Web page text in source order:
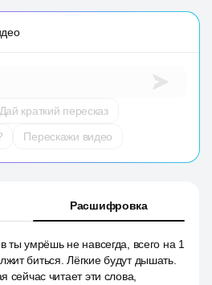
Дай краткий пересказ
Перескажи видео
Расшифровка
ты умрёшь не навсегда, всего на 1
биться. Лёгкие будут дышать.
сейчас читает эти слова,